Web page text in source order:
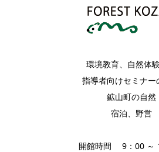
環境教育、自然体
指導者向けセミナー
鉱山町の自然
宿泊、野営
開館時間 9：00 ～